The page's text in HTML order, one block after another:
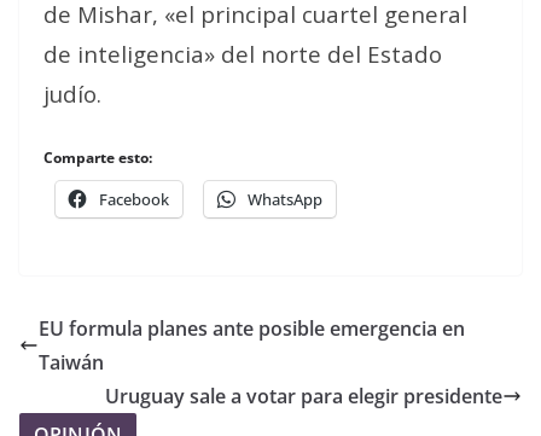
de Mishar, «el principal cuartel general
de inteligencia» del norte del Estado
judío.
Comparte esto:
Facebook WhatsApp
EU formula planes ante posible emergencia en
Taiwán
Uruguay sale a votar para elegir presidente